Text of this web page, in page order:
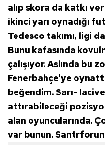
alıp skora da katkı
ikinci yarı oynadığı
Tedesco takımı, ligi
Bunu kafasında
çalışıyor. Aslında bu
Fenerbahçe'ye
beğendim. Sarı-
attırabileceği
alan oyuncularında.
var bunun.